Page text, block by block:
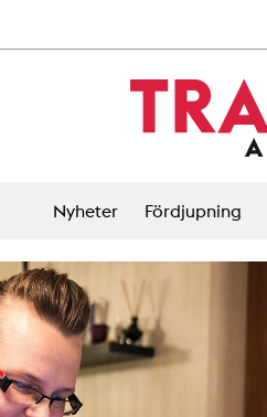
Nyheter Fördjupning